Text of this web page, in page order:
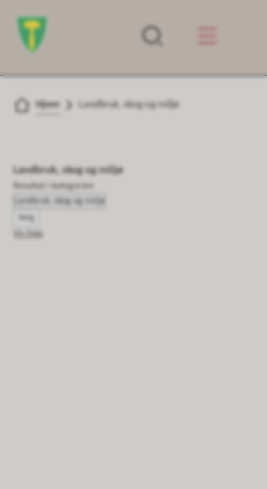
Forsiden
Du er her:
Hjem Landbruk, skog og miljø
Landbruk, skog og miljø
Resultat i kategorien
Velg
Vis liste